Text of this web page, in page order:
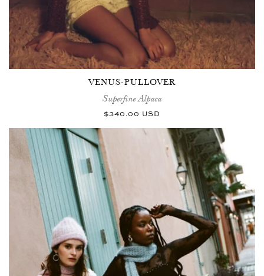
VENUS-PULLOVER
Superfine Alpaca
Normaler
$340.00 USD